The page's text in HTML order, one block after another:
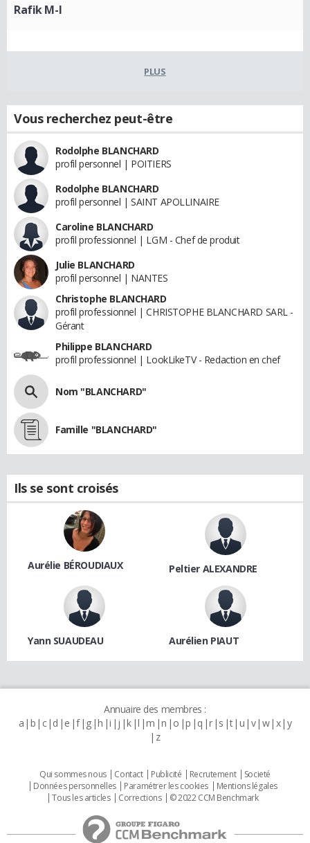
Rafik M-I
PLUS
Vous recherchez peut-être
Rodolphe BLANCHARD
profil personnel | POITIERS
Rodolphe BLANCHARD
profil personnel | SAINT APOLLINAIRE
Caroline BLANCHARD
profil professionnel | LGM - Chef de produit
Julie BLANCHARD
profil personnel | NANTES
Christophe BLANCHARD
profil professionnel | CHRISTOPHE BLANCHARD SARL -
Gérant
Philippe BLANCHARD
profil professionnel | LookLikeTV - Redaction en chef
Nom "BLANCHARD"
Famille "BLANCHARD"
Ils se sont croisés
Aurélie BÉROUDIAUX Peltier ALEXANDRE
Yann SUAUDEAU Aurélien PIAUT
Annuaire des membres :
a b c d e f g h i j k l m n o p q r s t u v w x y
z
Qui sommes nous Contact Publicité Recrutement
Societé
Données personnelles
Paramétrer les cookies
Mentions légales
Tous les articles
Corrections © 2022 CCM Benchmark